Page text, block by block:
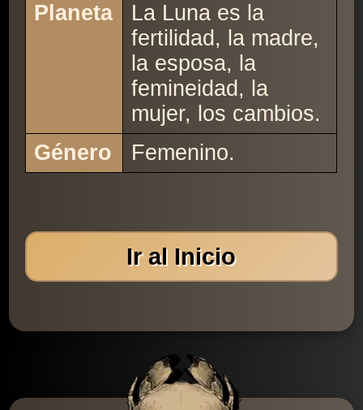
Planeta
La Luna es la
fertilidad, la madre,
la esposa, la
femineidad, la
mujer, los cambios.
Género
Femenino.
Ir al Inicio